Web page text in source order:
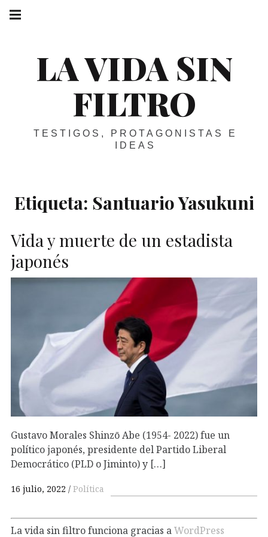
Skip
LA VIDA SIN
FILTRO
TESTIGOS, PROTAGONISTAS E
IDEAS
navigation
Etiqueta: Santuario Yasukuni
Vida y muerte de un estadista
japonés
Gustavo Morales Shinzō Abe (1954- 2022) fue un
político japonés, presidente del Partido Liberal
Democrático (PLD o Jiminto) y […]
16 julio, 2022 Política
La vida sin filtro funciona gracias a WordPress